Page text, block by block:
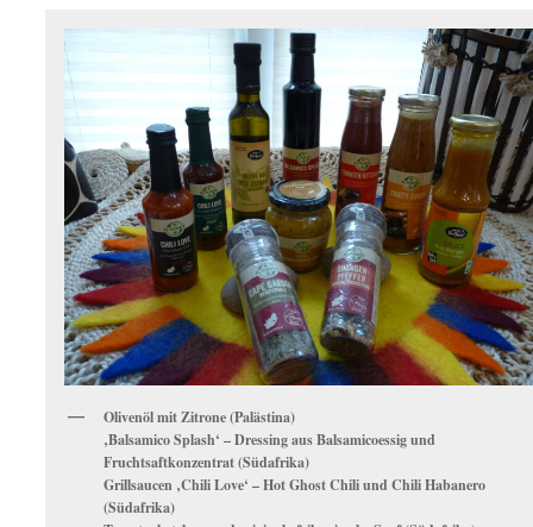
Olivenöl mit Zitrone (Palästina)
‚Balsamico Splash‘ – Dressing aus Balsamicoessig und
Fruchtsaftkonzentrat (Südafrika)
Grillsaucen ‚Chili Love‘ – Hot Ghost Chili und Chili Habanero
(Südafrika)